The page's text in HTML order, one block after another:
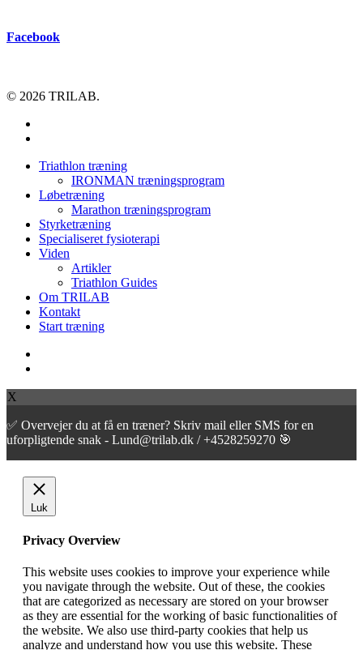
Facebook
© 2026 TRILAB.
Close
Triathlon træning
IRONMAN træningsprogram
Løbetræning
Marathon træningsprogram
Styrketræning
Specialiseret fysioterapi
Viden
Artikler
Triathlon Guides
Om TRILAB
Kontakt
Start træning
X
✅ Overvejer du at få en træner? Skriv mail eller SMS for en
uforpligtende snak - Lund@trilab.dk / +4528259270 🎯
Luk
Privacy Overview
This website uses cookies to improve your experience while
you navigate through the website. Out of these, the cookies
that are categorized as necessary are stored on your browser
as they are essential for the working of basic functionalities of
the website. We also use third-party cookies that help us
analyze and understand how you use this website. These